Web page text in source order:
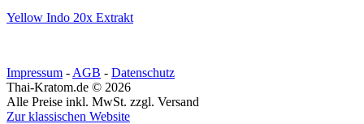
Yellow Indo 20x Extrakt
Impressum - AGB - Datenschutz
Thai-Kratom.de © 2026
Alle Preise inkl. MwSt. zzgl. Versand
Zur klassischen Website